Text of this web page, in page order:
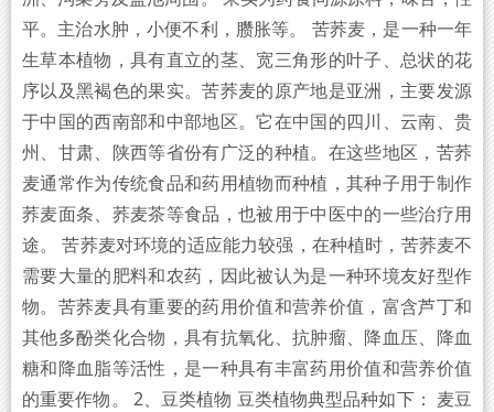
平。主治水肿，小便不利，臜胀等。 苦荞麦，是一种一年
生草本植物，具有直立的茎、宽三角形的叶子、总状的花
序以及黑褐色的果实。苦荞麦的原产地是亚洲，主要发源
于中国的西南部和中部地区。它在中国的四川、云南、贵
州、甘肃、陕西等省份有广泛的种植。在这些地区，苦荞
麦通常作为传统食品和药用植物而种植，其种子用于制作
荞麦面条、荞麦茶等食品，也被用于中医中的一些治疗用
途。 苦荞麦对环境的适应能力较强，在种植时，苦荞麦不
需要大量的肥料和农药，因此被认为是一种环境友好型作
物。苦荞麦具有重要的药用价值和营养价值，富含芦丁和
其他多酚类化合物，具有抗氧化、抗肿瘤、降血压、降血
糖和降血脂等活性，是一种具有丰富药用价值和营养价值
的重要作物。 2、豆类植物 豆类植物典型品种如下： 麦豆